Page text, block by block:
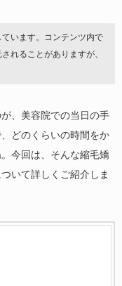
います。コンテンツ内で
れることがありますが、
、美容院での当日の手
どのくらいの時間をか
今回は、そんな縮毛矯
いて詳しくご紹介しま